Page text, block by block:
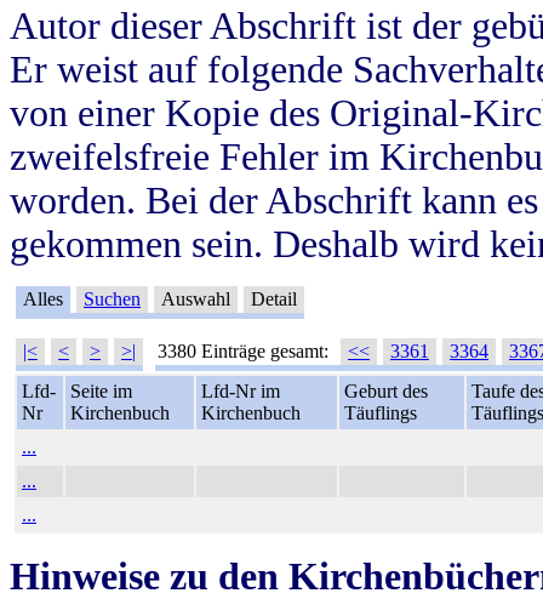
Autor dieser Abschrift ist der
Er weist auf folgende
von einer Kopie des Original-
zweifelsfreie Fehler im
worden. Bei der Abschrift kann
gekommen sein. Deshalb wird
Alles Suchen Auswahl Detail
|< < > >| 3380 Einträge gesamt: << 3361 3364
Lfd-
Nr
Seite im
Kirchenbuch
Lfd-Nr im
Kirchenbuch
Geburt des
Täuflings
Taufe
Täuflings
...
...
...
Hinweise zu den